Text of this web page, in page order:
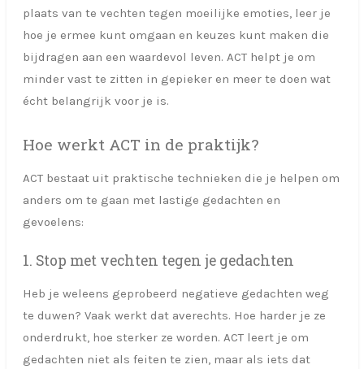
plaats van te vechten tegen moeilijke emoties, leer je
hoe je ermee kunt omgaan en keuzes kunt maken die
bijdragen aan een waardevol leven. ACT helpt je om
minder vast te zitten in gepieker en meer te doen wat
écht belangrijk voor je is.
Hoe werkt ACT in de praktijk?
ACT bestaat uit praktische technieken die je helpen om
anders om te gaan met lastige gedachten en
gevoelens:
1. Stop met vechten tegen je gedachten
Heb je weleens geprobeerd negatieve gedachten weg
te duwen? Vaak werkt dat averechts. Hoe harder je ze
onderdrukt, hoe sterker ze worden. ACT leert je om
gedachten niet als feiten te zien, maar als iets dat